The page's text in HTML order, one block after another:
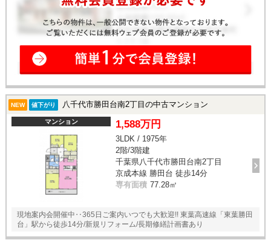
NEW 値下がり 八千代市勝田台南2丁目の中古マンション
マンション 1,588万円
3LDK / 1975年
2階/3階建
千葉県八千代市勝田台南2丁目
京成本線 勝田台 徒歩14分
専有面積 77.28㎡
現地案内会開催中‥365日ご案内いつでも大歓迎!! 東葉高速線「東葉勝田
台」駅から徒歩14分/新規リフォーム/長期修繕計画書あり